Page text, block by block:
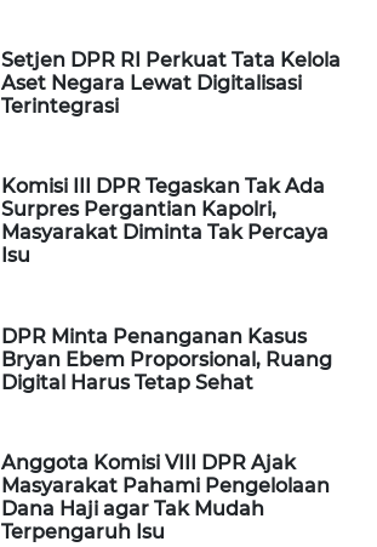
Setjen DPR RI Perkuat Tata Kelola
Aset Negara Lewat Digitalisasi
Terintegrasi
Komisi III DPR Tegaskan Tak Ada
Surpres Pergantian Kapolri,
Masyarakat Diminta Tak Percaya
Isu
DPR Minta Penanganan Kasus
Bryan Ebem Proporsional, Ruang
Digital Harus Tetap Sehat
Anggota Komisi VIII DPR Ajak
Masyarakat Pahami Pengelolaan
Dana Haji agar Tak Mudah
Terpengaruh Isu